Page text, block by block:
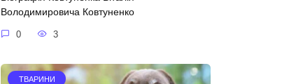
Володимировича Ковтуненко
0 3
ТВАРИНИ